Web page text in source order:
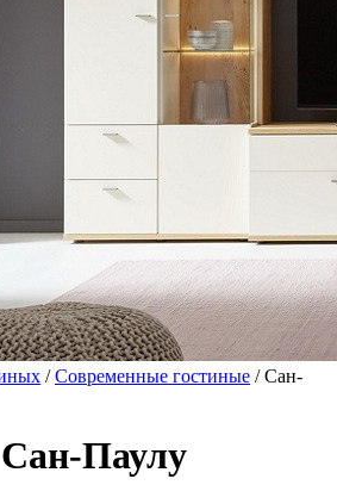
/Современные гостиные / Сан-
Паулу